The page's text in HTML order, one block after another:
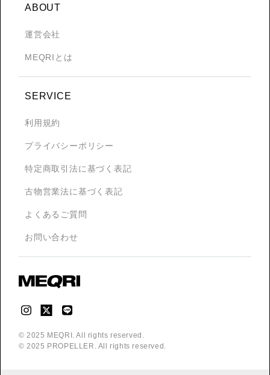
© 2025 MEQRI. All rights reserved.
© 2025 PROPELLER. All rights reserved.
ABOUT
運営会社
MEQRIとは
SERVICE
利用規約
プライバシーポリシー
特定商取引法に基づく表記
古物営業法に基づく表記
よくあるご質問
お問い合わせ